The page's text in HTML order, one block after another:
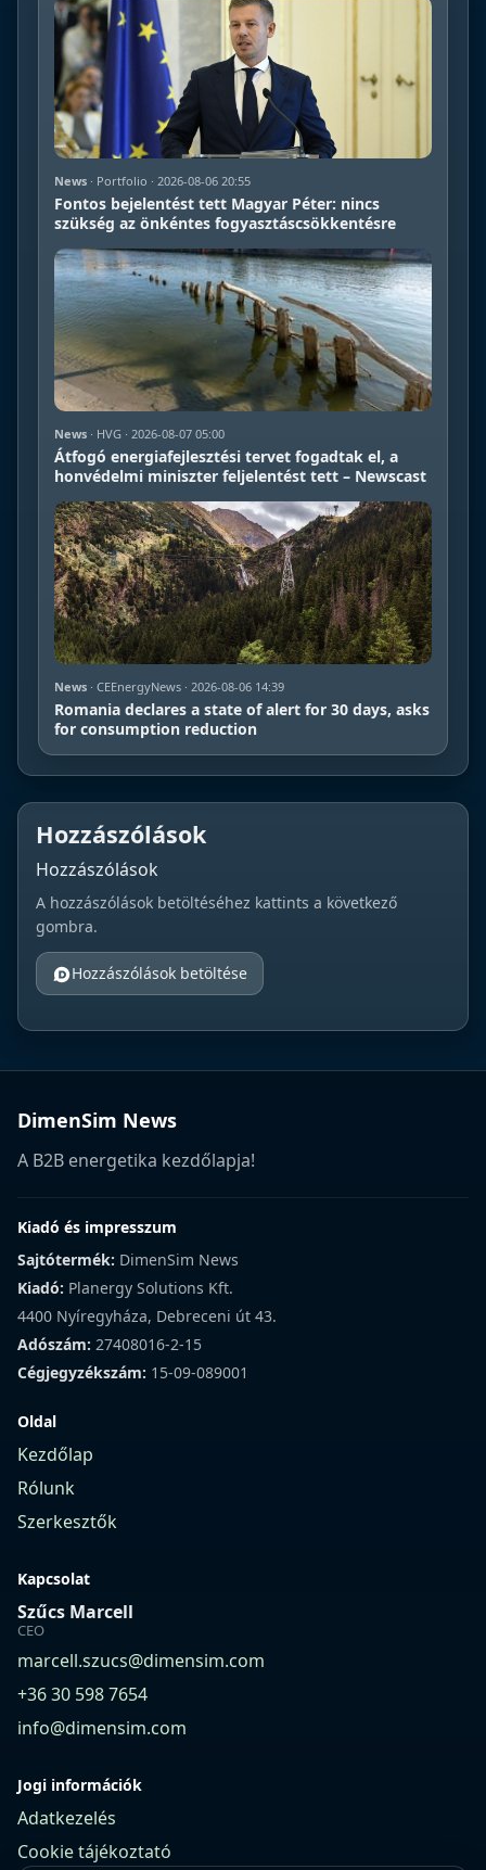
News · Portfolio · 2026-08-06 20:55
Fontos bejelentést tett Magyar Péter: nincs
szükség az önkéntes fogyasztáscsökkentésre
News · HVG · 2026-08-07 05:00
Átfogó energiafejlesztési tervet fogadtak el, a
honvédelmi miniszter feljelentést tett – Newscast
News · CEEnergyNews · 2026-08-06 14:39
Romania declares a state of alert for 30 days, asks
for consumption reduction
Hozzászólások
Hozzászólások
A hozzászólások betöltéséhez kattints a következő
gombra.
Hozzászólások betöltése
DimenSim News
A B2B energetika kezdőlapja!
Kiadó és impresszum
Sajtótermék: DimenSim News
Kiadó: Planergy Solutions Kft.
4400 Nyíregyháza, Debreceni út 43.
Adószám: 27408016-2-15
Cégjegyzékszám: 15-09-089001
Oldal
Kezdőlap
Rólunk
Szerkesztők
Kapcsolat
Szűcs Marcell
CEO
marcell.szucs@dimensim.com
+36 30 598 7654
info@dimensim.com
Jogi információk
Adatkezelés
Cookie tájékoztató